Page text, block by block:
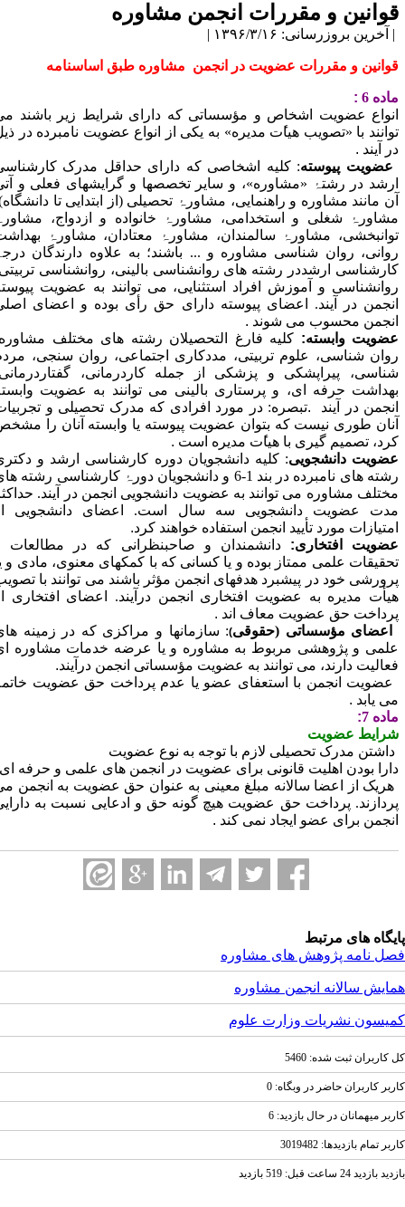
و مقررات انجمن مشاوره
بروزرسانی: ۱۳۹۶/۳/۱۶ |
و مقررات عضویت در انجمن مشاوره طبق اساسنامه
6
:
عضویت اشخاص و مؤسساتی که دارای شرایط زیر باشند می
با «تصویب هیات مدیره» به یکی از انواع عضویت نامبرده در ذیل
آیند.
عضویت پیوسته:کلیه اشخاصی که دارای حداقل مدرک کارشناسی
در رشتۂ«مشاوره»، و سایر تخصصها و گرایشهای فعلی و آتی
مانند مشاوره و راهنمایی، مشاورۂ تحصیلی (از ابتدایی تا دانشگاه)،
ۂ شغلی و استخدامی، مشاورۂ خانواده و ازدواج، مشاورۂ
مشاورۂ سالمندان، مشاورۂ معتادان، مشاورۂ بهداشت
روان شناسی مشاوره و ... باشند؛ به علاوه دارندگان درج ۂ
ارشددر رشته های روانشناسی بالینی، روانشناسی تربیتی،
و آموزش افراد استثنایی، می توانند به عضویت پیوسته
در آیند. اعضای پیوسته دارای حق رأی بوده و اعضای اصلی
محسوب می شوند.
وابسته: کلیه فارغ التحصیلان رشته های مختلف مشاوره،
شناسی، علوم تربیتی، مددکاری اجتماعی، روان سنجی، مردم
پیراپشکی و پزشکی از جمله کاردرمانی، گفتاردرمانی،
حرفه ای، و پرستاری بالینی می توانند به عضویت وابسته
در آیند.
تبصره: در مورد افرادی که مدرک تحصیلی و تجربیات
طوری نیست که بتوان عضویت پیوسته یا وابسته آنان را مشخص
تصمیم گیری با هیات مدیره است.
دانشجویی:کلیه دانشجویان دوره کارشناسی ارشد و دکتری
های نامبرده در بند 1-6 و دانشجویان دور
ۂ کارشناسی رشته های
مشاوره می توانند به عضویت دانشجویی انجمن در آیند. حداکثر
عضویت دانشجویی سه سال است. اعضای دانشجویی از
مورد تأیید انجمن استفاده خواهند کرد
افتخاری: دانشمندان و صاحبنظرانی که در مطالعات و
علمی ممتاز بوده و یا کسانی که با کمکهای معنوی، مادی و یا
خود در پیشبرد هدفهای انجمن مؤثر باشند می توانند با تصویب
مدیره به عضویت افتخاری انجمن درآیند. اعضای افتخاری از
حق عضویت معاف اند .
اعضای مؤسساتی (حقوقی)
:سازمانها و مراکزی که در زمینه های
و پژوهشی مربوط به مشاوره و یا عرضه خدمات مشاوره ای
دارند، می توانند به عضویت مؤسساتی انجمن درآیند.
عضویت انجمن با استعفای عضو یا عدم پرداخت حق عضویت خاتمه
یابد.
7
:
عضویت
داشتن مدرک تحصیلی لازم با توجه به نوع عضویت
بودن اهلیت قانونی برای عضویت در انجمن های علمی و حرفه ای
هریک از اعضا سالانه مبلغ معینی به عنوان حق عضویت به انجمن می
پرداخت حق عضویت هیچ گونه حق و ادعایی نسبت به دارایی
برای عضو ایجاد نمی کند.
های مرتبط
نامه پژوهش های مشاوره
سالانه انجمن مشاوره
نشریات وزارت علوم
ثبت شده: 5460
کاربران حاضر در وبگاه: 0
ميهمانان در حال بازديد: 6
تمام بازديد‌ها: 3019482
24 ساعت قبل: 519 بازدید